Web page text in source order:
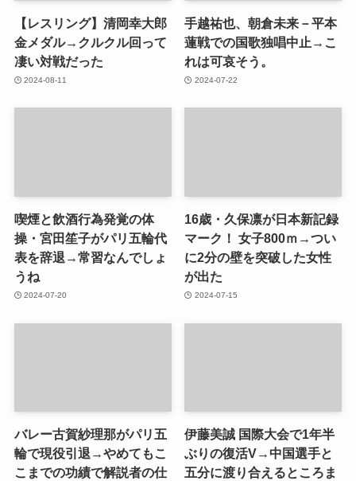
【レスリング】清岡幸大郎
金メダル→クルクル回って
凄い対戦だった
2024-08-11
手越祐也、朝倉未来－平本
蓮戦での国歌独唱中止→こ
れは可哀そう。
2024-07-22
喫煙と飲酒行為発覚の体
操・宮田笙子がパリ五輪代
表を辞退→常習なんでしょ
うね
2024-07-20
16歳・久保凛が日本新記録
マーク！ 女子800ｍ→つい
に2分の壁を突破した女性
が出た
2024-07-15
バレー古賀紗理那がパリ五
輪で現役引退→やめてもこ
こまでの功績で解説者の仕
伊藤美誠 国際大会で1年半
ぶりの復活V→中国選手と
五分に渡り合えるところま